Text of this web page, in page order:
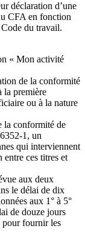
déclaration d’une
CFA en fonction
du travail.
« Mon activité
de la conformité
la première
ou à la nature
la conformité de
1, un
qui interviennent
entre ces titres et
aux deux
le délai de dix
aux 1° à 5°
de douze jours
pour fournir les